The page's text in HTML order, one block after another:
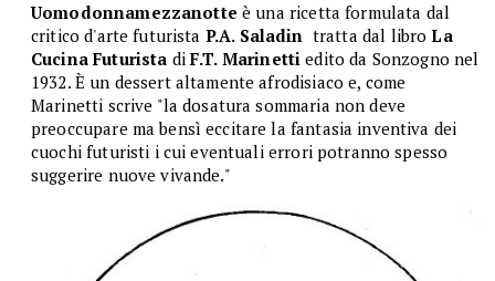
Uomodonnamezzanotte è una ricetta formulata dal
critico d'arte futurista P.A. Saladin tratta dal libroLa
Cucina Futurista diF.T. Marinettiedito da Sonzogno nel
1932. È un dessert altamente afrodisiaco e, come
Marinetti scrive "la dosatura sommaria non deve
preoccupare ma bensì eccitare la fantasia inventiva dei
cuochi futuristi i cui eventuali errori potranno spesso
suggerire nuove vivande."